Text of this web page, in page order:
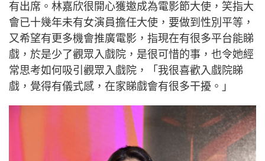
有出席。林嘉欣很開心獲邀成為電影節大使，笑指大
會已十幾年未有女演員擔任大使，要做到性別平等，
又希望有更多機會推廣電影，指現在有很多平台能睇
戲，於是少了觀眾入戲院，是很可惜的事，也令她經
常思考如何吸引觀眾入戲院，「我很喜歡入戲院睇
戲，覺得有儀式感，在家睇戲會有很多干擾。」